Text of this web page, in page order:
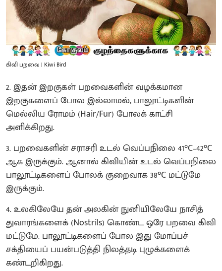
கிவி பறவை | Kiwi Bird
2. இதன் இறகுகள் பறவைகளின் வழக்கமான
இறகுகளைப் போல இல்லாமல், பாலூட்டிகளின்
மெல்லிய ரோமம் (Hair/Fur) போலக் காட்சி
அளிக்கிறது.
3. பறவைகளின் சராசரி உடல் வெப்பநிலை 41°C–42°C
ஆக இருக்கும். ஆனால் கிவியின் உடல் வெப்பநிலை
பாலூட்டிகளைப் போலக் குறைவாக 38°C மட்டுமே
இருக்கும்.
4. உலகிலேயே தன் அலகின் நுனியிலேயே நாசித்
துவாரங்களைக் (Nostrils) கொண்ட ஒரே பறவை கிவி
மட்டுமே. பாலூட்டிகளைப் போல இது மோப்பச்
சக்தியைப் பயன்படுத்தி நிலத்தடி புழுக்களைக்
கண்டறிகிறது.